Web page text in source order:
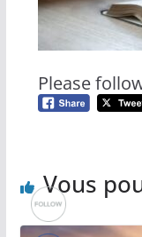
Please
Vous